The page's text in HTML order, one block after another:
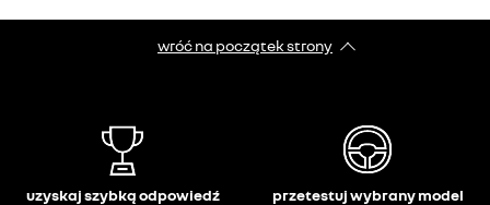
wróć na początek strony
uzyskaj szybką odpowiedź
przetestuj wybrany model